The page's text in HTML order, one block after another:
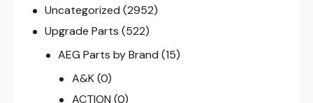
Uncategorized (2952)
Upgrade Parts (522)
AEG Parts by Brand (15)
A&K (0)
ACTION (0)